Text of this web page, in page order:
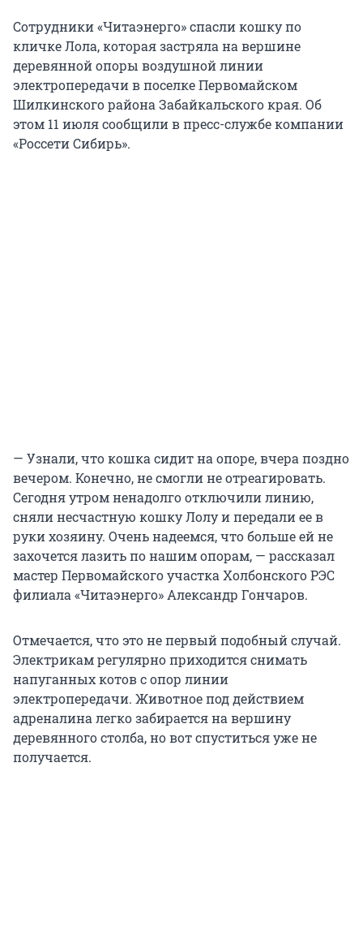
Сотрудники «Читаэнерго» спасли кошку по
кличке Лола, которая застряла на вершине
деревянной опоры воздушной линии
электропередачи в поселке Первомайском
Шилкинского района Забайкальского края. Об
этом 11 июля сообщили в пресс-службе компании
«Россети Сибирь».
— Узнали, что кошка сидит на опоре, вчера поздно
вечером. Конечно, не смогли не отреагировать.
Сегодня утром ненадолго отключили линию,
сняли несчастную кошку Лолу и передали ее в
руки хозяину. Очень надеемся, что больше ей не
захочется лазить по нашим опорам, — рассказал
мастер Первомайского участка Холбонского РЭС
филиала «Читаэнерго» Александр Гончаров.
Отмечается, что это не первый подобный случай.
Электрикам регулярно приходится снимать
напуганных котов с опор линии
электропередачи. Животное под действием
адреналина легко забирается на вершину
деревянного столба, но вот спуститься уже не
получается.